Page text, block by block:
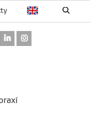
na Facebook
Odkaz na Youtube
Odkaz na LinkedIn